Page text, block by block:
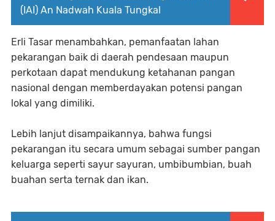
(IAI) An Nadwah Kuala Tungkal
Erli Tasar menambahkan, pemanfaatan lahan
pekarangan baik di daerah pendesaan maupun
perkotaan dapat mendukung ketahanan pangan
nasional dengan memberdayakan potensi pangan
lokal yang dimiliki.
Lebih lanjut disampaikannya, bahwa fungsi
pekarangan itu secara umum sebagai sumber pangan
keluarga seperti sayur sayuran, umbibumbian, buah
buahan serta ternak dan ikan.